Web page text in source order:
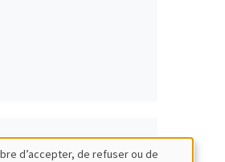
d’accepter, de refuser ou de